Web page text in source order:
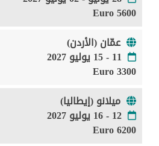
5600 Euro
عمّان (الأردن)
11 - 15 يوليو 2027
3300 Euro
ميلانو (إيطاليا)
12 - 16 يوليو 2027
6200 Euro